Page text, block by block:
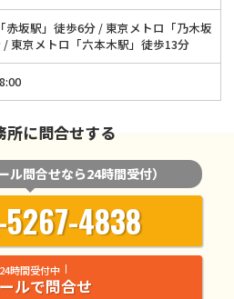
赤坂駅」徒歩6分 / 東京メトロ「乃木坂
/ 東京メトロ「六本木駅」徒歩13分
所に問合せする
ール問合せなら24時間受付）
4838
24時間受付中
ルで問合せ